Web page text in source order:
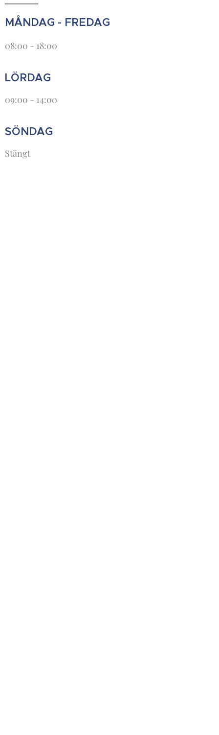
MÅNDAG - FREDAG
08:00 - 18:00
LÖRDAG
09:00 - 14:00
SÖNDAG
Stängt